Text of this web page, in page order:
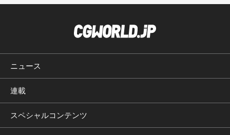
ニュース
連載
スペシャルコンテンツ